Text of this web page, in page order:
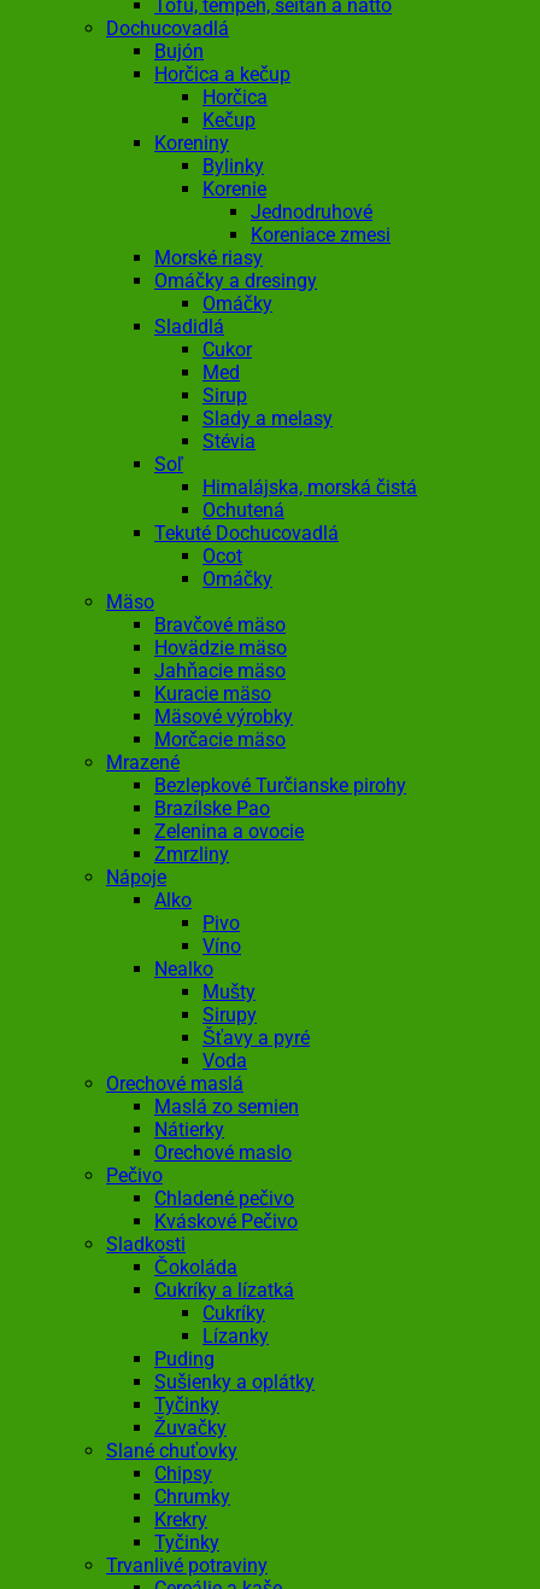
Tofu, tempeh, seitan a natto
Dochucovadlá
Bujón
Horčica a kečup
Horčica
Kečup
Koreniny
Bylinky
Korenie
Jednodruhové
Koreniace zmesi
Morské riasy
Omáčky a dresingy
Omáčky
Sladidlá
Cukor
Med
Sirup
Slady a melasy
Stévia
Soľ
Himalájska, morská čistá
Ochutená
Tekuté Dochucovadlá
Ocot
Omáčky
Mäso
Bravčové mäso
Hovädzie mäso
Jahňacie mäso
Kuracie mäso
Mäsové výrobky
Morčacie mäso
Mrazené
Bezlepkové Turčianske pirohy
Brazílske Pao
Zelenina a ovocie
Zmrzliny
Nápoje
Alko
Pivo
Víno
Nealko
Mušty
Sirupy
Šťavy a pyré
Voda
Orechové maslá
Maslá zo semien
Nátierky
Orechové maslo
Pečivo
Chladené pečivo
Kváskové Pečivo
Sladkosti
Čokoláda
Cukríky a lízatká
Cukríky
Lízanky
Puding
Sušienky a oplátky
Tyčinky
Žuvačky
Slané chuťovky
Chipsy
Chrumky
Krekry
Tyčinky
Trvanlivé potraviny